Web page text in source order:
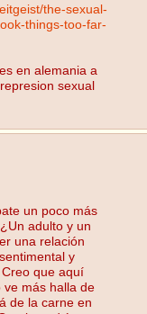
the-sexual-
things-too-far-
en alemania a
sexual
un poco más
adulto y un
una relación
y
que aquí
más halla de
de la carne en